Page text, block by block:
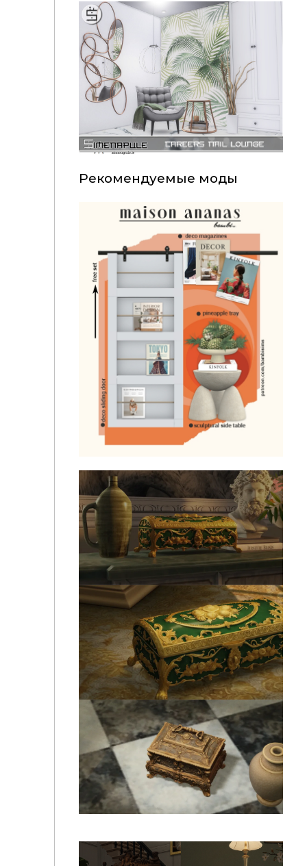
Рекомендуемые моды
🍍bambisims - maison ananas